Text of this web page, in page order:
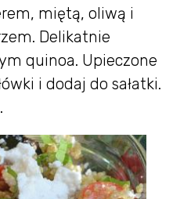
miętą, oliwą i
Delikatnie
quinoa. Upieczone
i dodaj do sałatki.